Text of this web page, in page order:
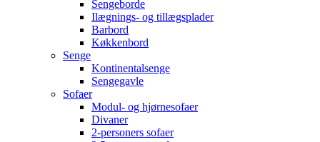
Sengeborde
Ilægnings- og tillægsplader
Barbord
Køkkenbord
Senge
Kontinentalsenge
Sengegavle
Sofaer
Modul- og hjørnesofaer
Divaner
2-personers sofaer